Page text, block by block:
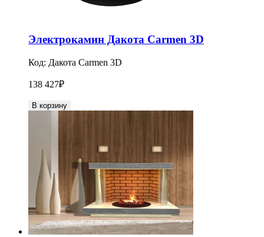
Электрокамин Дакота Carmen 3D
Код: Дакота Carmen 3D
138 427₽
В корзину